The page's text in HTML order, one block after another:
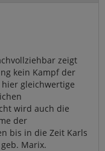
zeigt
kein Kampf der
gleichwertige
wird auch die
der
bis in die Zeit Karls
Marix.